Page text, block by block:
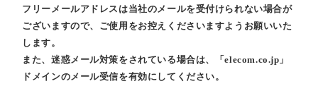
フリーメールアドレスは当社のメールを受付けられない場合が
ございますので、ご使用をお控えくださいますようお願いいた
します。
また、迷惑メール対策をされている場合は、「elecom.co.jp」
ドメインのメール受信を有効にしてください。